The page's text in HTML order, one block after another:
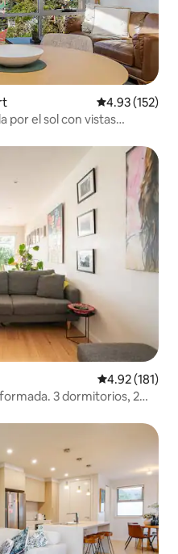
Calificación
4.93 (152)
por el sol con vistas
Calificación
4.92 (181)
3 dormitorios, 2